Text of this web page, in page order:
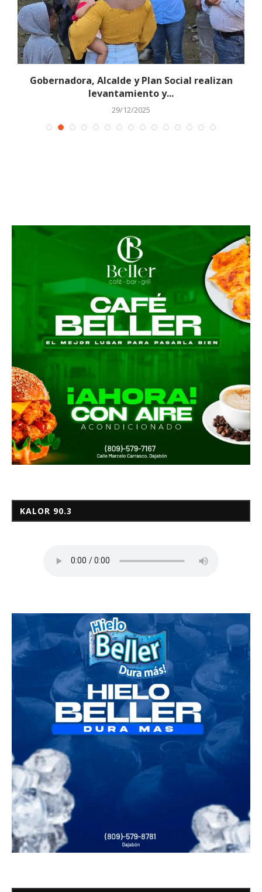
Gobernadora, Alcalde y Plan Social realizan
levantamiento y...
29/12/2025
KALOR 90.3